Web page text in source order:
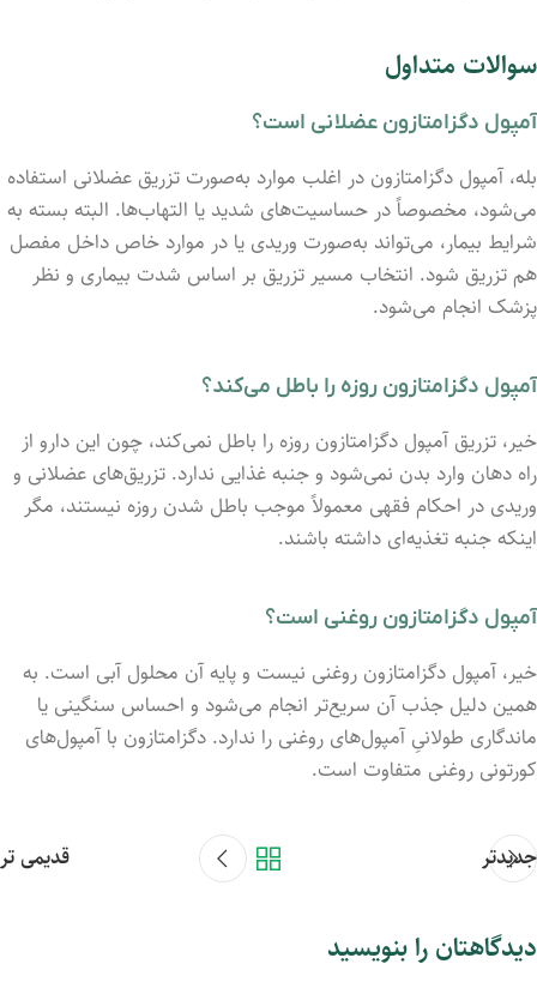
سوالات متداول
آمپول دگزامتازون عضلانی است؟
بله، آمپول دگزامتازون در اغلب موارد به‌صورت تزریق عضلانی استفاده
می‌شود، مخصوصاً در حساسیت‌های شدید یا التهاب‌ها. البته بسته به
شرایط بیمار، می‌تواند به‌صورت وریدی یا در موارد خاص داخل مفصل
هم تزریق شود. انتخاب مسیر تزریق بر اساس شدت بیماری و نظر
پزشک انجام می‌شود.
آمپول دگزامتازون روزه را باطل می‌کند؟
خیر، تزریق آمپول دگزامتازون روزه را باطل نمی‌کند، چون این دارو از
راه دهان وارد بدن نمی‌شود و جنبه غذایی ندارد. تزریق‌های عضلانی و
وریدی در احکام فقهی معمولاً موجب باطل شدن روزه نیستند، مگر
اینکه جنبه تغذیه‌ای داشته باشند.
آمپول دگزامتازون روغنی است؟
خیر، آمپول دگزامتازون روغنی نیست و پایه آن محلول آبی است. به
همین دلیل جذب آن سریع‌تر انجام می‌شود و احساس سنگینی یا
ماندگاری طولانیِ آمپول‌های روغنی را ندارد. دگزامتازون با آمپول‌های
کورتونی روغنی متفاوت است.
جدیدتر قدیمی تر
دیدگاهتان را بنویسید